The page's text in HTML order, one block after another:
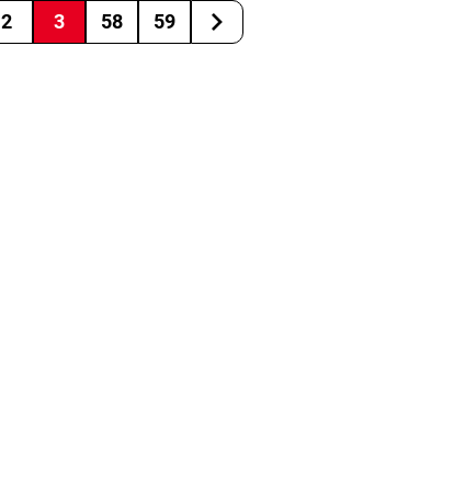
2 3 58 59